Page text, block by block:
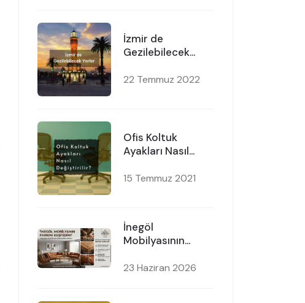
İzmir de
Gezilebilecek
22 Temmuz 2022
Ofis Koltuk
Ayakları Nasıl
15 Temmuz 2021
İnegöl
Mobilyasının
23 Haziran 2026